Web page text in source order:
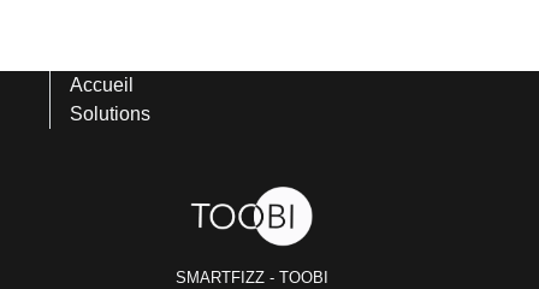
Accueil
Solutions
SMARTFIZZ - TOOBI